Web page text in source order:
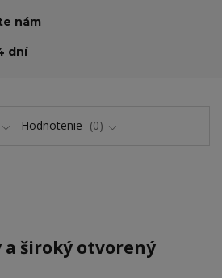
nám
dní
Hodnotenie 0
široký otvorený